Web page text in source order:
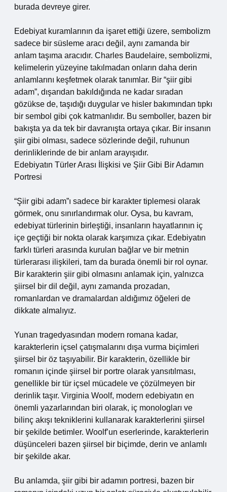
burada devreye girer.
Edebiyat kuramlarının da işaret ettiği üzere, sembolizm
sadece bir süsleme aracı değil, aynı zamanda bir
anlam taşıma aracıdır. Charles Baudelaire, sembolizmi,
kelimelerin yüzeyine takılmadan onların daha derin
anlamlarını keşfetmek olarak tanımlar. Bir “şiir gibi
adam”, dışarıdan bakıldığında ne kadar sıradan
gözükse de, taşıdığı duygular ve hisler bakımından tıpkı
bir sembol gibi çok katmanlıdır. Bu semboller, bazen bir
bakışta ya da tek bir davranışta ortaya çıkar. Bir insanın
şiir gibi olması, sadece sözlerinde değil, ruhunun
derinliklerinde de bir anlam arayışıdır.
Edebiyatın Türler Arası İlişkisi ve Şiir Gibi Bir Adamın
Portresi
“Şiir gibi adam”ı sadece bir karakter tiplemesi olarak
görmek, onu sınırlandırmak olur. Oysa, bu kavram,
edebiyat türlerinin birleştiği, insanların hayatlarının iç
içe geçtiği bir nokta olarak karşımıza çıkar. Edebiyatın
farklı türleri arasında kurulan bağlar ve bir metnin
türlerarası ilişkileri, tam da burada önemli bir rol oynar.
Bir karakterin şiir gibi olmasını anlamak için, yalnızca
şiirsel bir dil değil, aynı zamanda prozadan,
romanlardan ve dramalardan aldığımız öğeleri de
dikkate almalıyız.
Yunan tragedyasından modern romana kadar,
karakterlerin içsel çatışmalarını dışa vurma biçimleri
şiirsel bir öz taşıyabilir. Bir karakterin, özellikle bir
romanın içinde şiirsel bir portre olarak yansıtılması,
genellikle bir tür içsel mücadele ve çözülmeyen bir
derinlik taşır. Virginia Woolf, modern edebiyatın en
önemli yazarlarından biri olarak, iç monologları ve
bilinç akışı tekniklerini kullanarak karakterlerini şiirsel
bir şekilde betimler. Woolf’un eserlerinde, karakterlerin
düşünceleri bazen şiirsel bir biçimde, derin ve anlamlı
bir şekilde akar.
Bu anlamda, şiir gibi bir adamın portresi, bazen bir